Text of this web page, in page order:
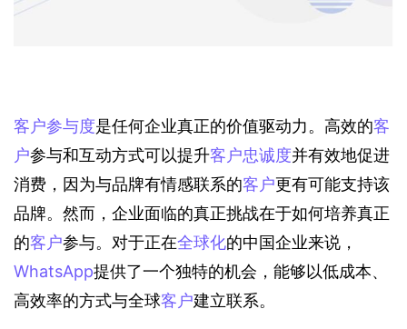
客户参与度是任何企业真正的价值驱动力。高效的客
户参与和互动方式可以提升客户忠诚度并有效地促进
消费，因为与品牌有情感联系的客户更有可能支持该
品牌。然而，企业面临的真正挑战在于如何培养真正
的客户参与。对于正在全球化的中国企业来说，
WhatsApp提供了一个独特的机会，能够以低成本、
高效率的方式与全球客户建立联系。